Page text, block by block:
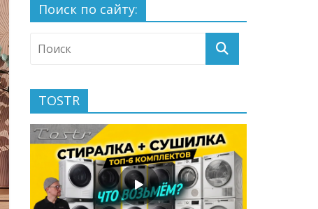
Поиск по сайту:
TOSTR